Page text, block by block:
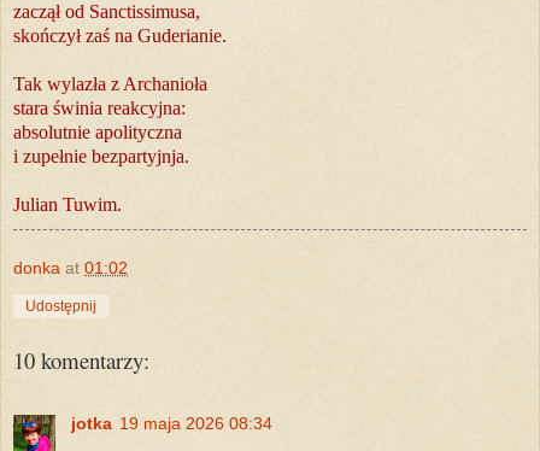
zaczął od Sanctissimusa,
skończył zaś na Guderianie.
Tak wylazła z Archanioła
stara świnia reakcyjna:
absolutnie apolityczna
i zupełnie bezpartyjnja.
Julian Tuwim.
donka at 01:02
Udostępnij
10 komentarzy:
jotka 19 maja 2026 08:34